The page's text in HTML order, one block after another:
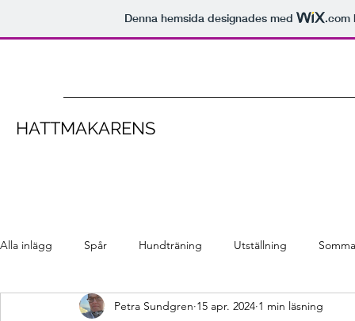
Denna hemsida designades med .com
HATTMAKARENS
Alla inlägg Spår Hundträning Utställning
Petra Sundgren 15 apr. 2024 1 min läsning